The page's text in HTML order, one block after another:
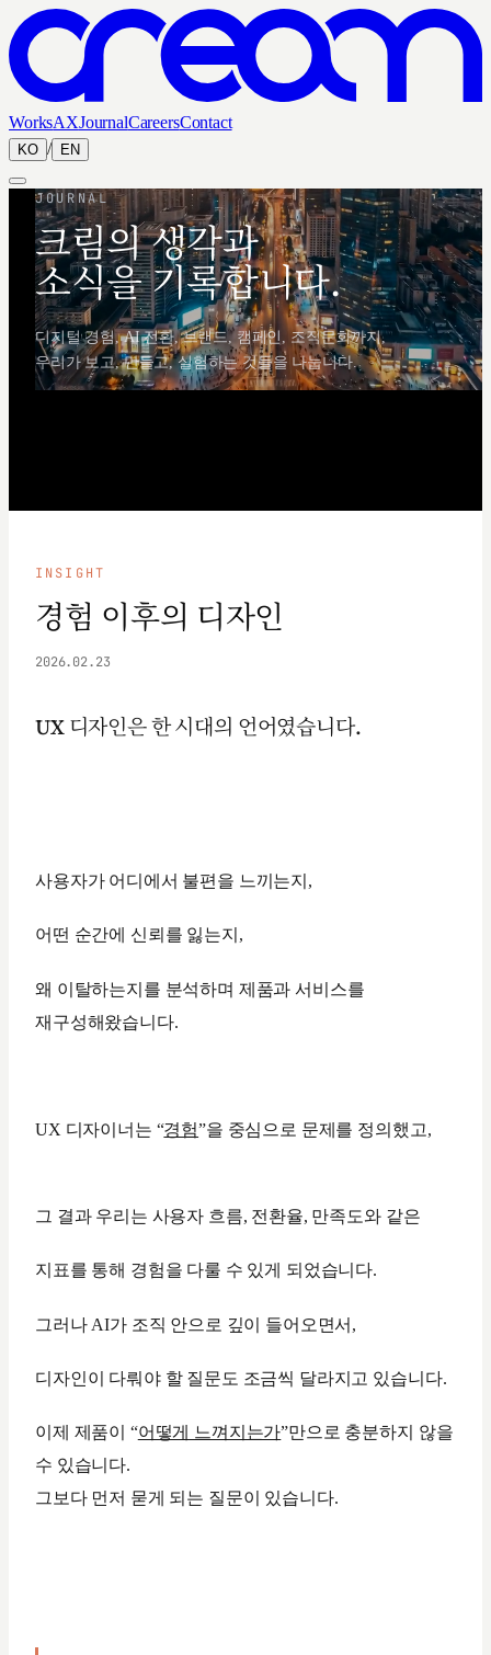
WorksAXJournalCareersContact
KO / EN
JOURNAL
크림의 생각과
소식을 기록합니다.
디지털 경험, AI 전환, 브랜드, 캠페인, 조직문화까지,
우리가 보고, 만들고, 실험하는 것들을 나눕니다.
INSIGHT
경험 이후의 디자인
2026.02.23
UX 디자인은 한 시대의 언어였습니다.
사용자가 어디에서 불편을 느끼는지,
어떤 순간에 신뢰를 잃는지,
왜 이탈하는지를 분석하며 제품과 서비스를
재구성해왔습니다.
UX 디자이너는 “경험”을 중심으로 문제를 정의했고,
그 결과 우리는 사용자 흐름, 전환율, 만족도와 같은
지표를 통해 경험을 다룰 수 있게 되었습니다.
그러나 AI가 조직 안으로 깊이 들어오면서,
디자인이 다뤄야 할 질문도 조금씩 달라지고 있습니다.
이제 제품이 “어떻게 느껴지는가”만으로 충분하지 않을
수 있습니다.
그보다 먼저 묻게 되는 질문이 있습니다.